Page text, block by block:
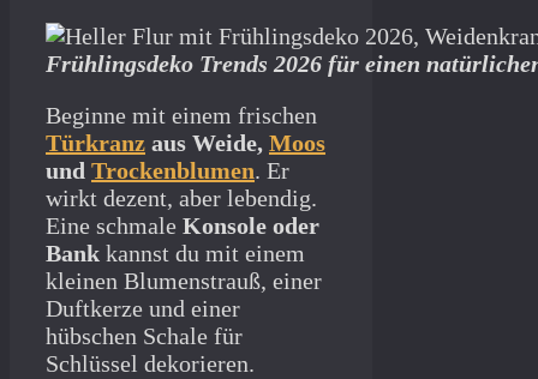
Frühlingsdeko Trends 2026 für einen
Beginne mit einem frischen
Türkranz aus Weide, Moos
und Trockenblumen. Er
wirkt dezent, aber lebendig.
Eine schmale Konsole oder
Bank kannst du mit einem
kleinen Blumenstrauß, einer
Duftkerze und einer
hübschen Schale für
Schlüssel dekorieren.